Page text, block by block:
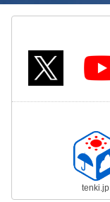
tenki.jp